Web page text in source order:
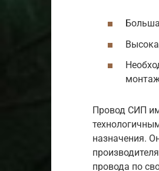
Провод СИП
назначения.
провода по